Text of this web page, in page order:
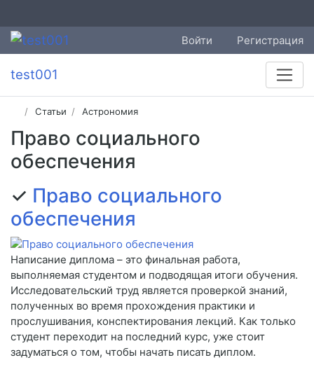
Войти Регистрация
test001
Статьи Астрономия
Право социального
обеспечения
✓ Право социального
обеспечения
Написание диплома – это финальная работа,
выполняемая студентом и подводящая итоги обучения.
Исследовательский труд является проверкой знаний,
полученных во время прохождения практики и
прослушивания, конспектирования лекций. Как только
студент переходит на последний курс, уже стоит
задуматься о том, чтобы начать писать диплом.